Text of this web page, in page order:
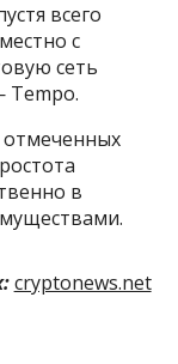
всего
с
сеть
Tempo.
в
cryptonews.net